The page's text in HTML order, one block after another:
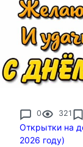
0 321
Открытки на
2026 году)